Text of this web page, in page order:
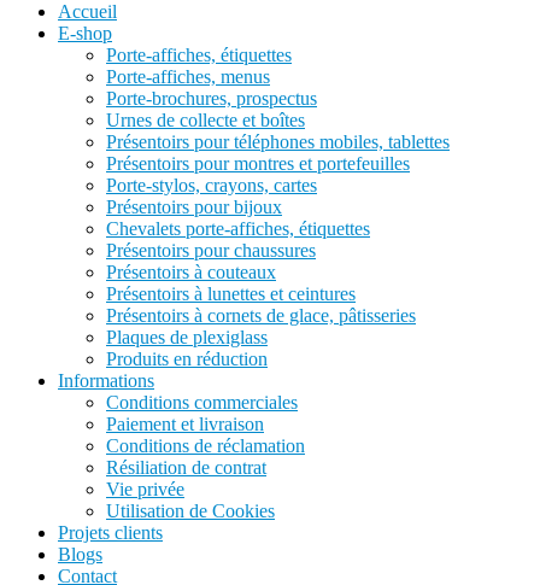
Accueil
E-shop
Porte-affiches, étiquettes
Porte-affiches, menus
Porte-brochures, prospectus
Urnes de collecte et boîtes
Présentoirs pour téléphones mobiles, tablettes
Présentoirs pour montres et portefeuilles
Porte-stylos, crayons, cartes
Présentoirs pour bijoux
Chevalets porte-affiches, étiquettes
Présentoirs pour chaussures
Présentoirs à couteaux
Présentoirs à lunettes et ceintures
Présentoirs à cornets de glace, pâtisseries
Plaques de plexiglass
Produits en réduction
Informations
Conditions commerciales
Paiement et livraison
Conditions de réclamation
Résiliation de contrat
Vie privée
Utilisation de Cookies
Projets clients
Blogs
Contact